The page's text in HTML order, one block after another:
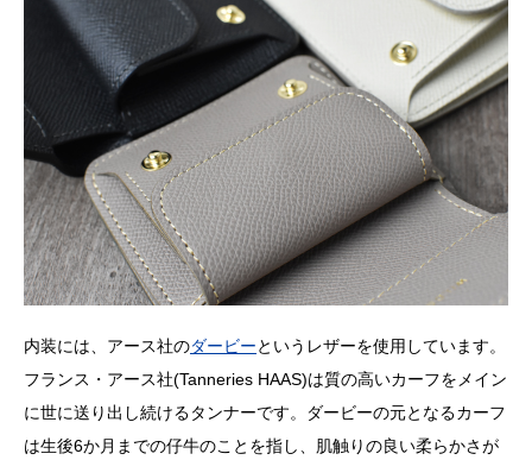
内装には、アース社のダービーというレザーを使用しています。
フランス・アース社(Tanneries HAAS)は質の高いカーフをメイン
に世に送り出し続けるタンナーです。ダービーの元となるカーフ
は生後6か月までの仔牛のことを指し、肌触りの良い柔らかさが